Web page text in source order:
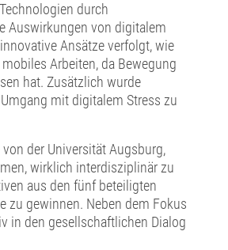
durch
Auswirkungen von digitalem
Ansätze verfolgt, wie
Arbeiten, da Bewegung
hat. Zusätzlich wurde
mit digitalem Stress zu
der Universität Augsburg,
wirklich interdisziplinär zu
aus den fünf beteiligten
zu gewinnen. Neben dem Fokus
in den gesellschaftlichen Dialog